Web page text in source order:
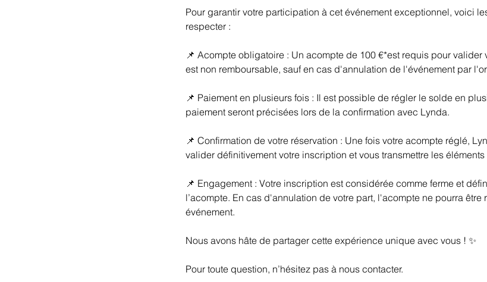
Pour garantir votre participation à cet événement exceptionnel, voici
respecter :
📌 Acompte obligatoire : Un acompte de 100 €*est requis pour
est non remboursable, sauf en cas d'annulation de l'événement par
📌 Paiement en plusieurs fois : Il est possible de régler le solde en
paiement seront précisées lors de la confirmation avec Lynda.
📌 Confirmation de votre réservation : Une fois votre acompte réglé,
valider définitivement votre inscription et vous transmettre les
📌 Engagement : Votre inscription est considérée comme ferme et
l’acompte. En cas d'annulation de votre part, l'acompte ne pourra être
événement.
Nous avons hâte de partager cette expérience unique avec vous ! ✨
Pour toute question, n’hésitez pas à nous contacter.